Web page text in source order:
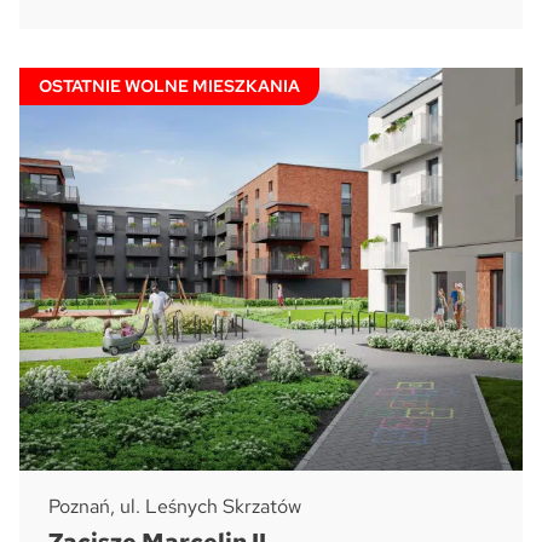
Poznań, ul. Leśnych Skrzatów
OSTATNIE WOLNE MIESZKANIA